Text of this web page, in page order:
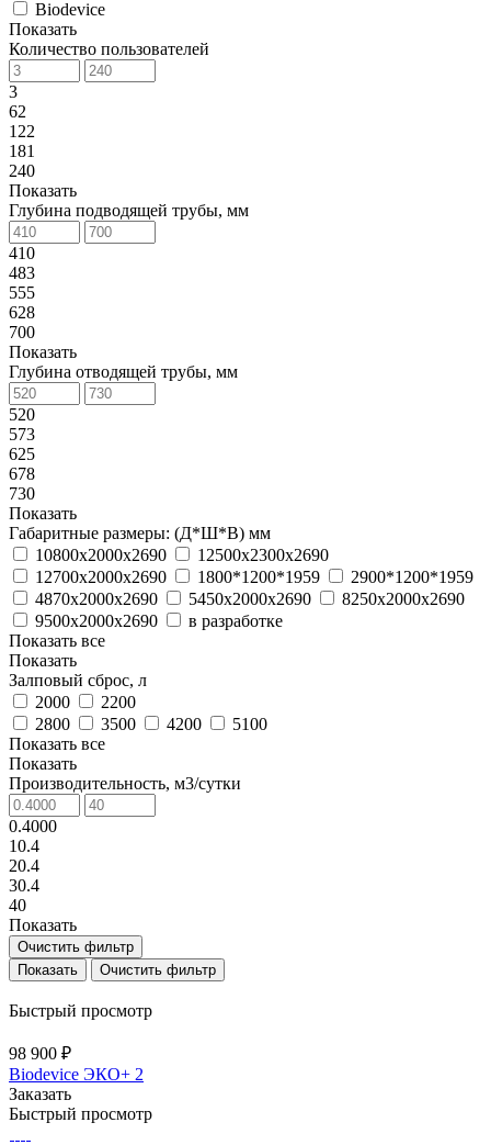
Biodevice
Показать
Количество пользователей
3
62
122
181
240
Показать
Глубина подводящей трубы, мм
410
483
555
628
700
Показать
Глубина отводящей трубы, мм
520
573
625
678
730
Показать
Габаритные размеры: (Д*Ш*В) мм
10800х2000х2690
12500х2300х2690
12700х2000х2690
1800*1200*1959
2900*1200*1959
4870х2000х2690
5450х2000х2690
8250х2000х2690
9500х2000х2690
в разработке
Показать все
Показать
Залповый сброс, л
2000
2200
2800
3500 4200
5100
Показать все
Показать
Производительность, м3/сутки
0.4000
10.4
20.4
30.4
40
Показать
Очистить фильтр
Очистить фильтр
Быстрый просмотр
98 900 ₽
Biodevice ЭКО+ 2
Заказать
Быстрый просмотр